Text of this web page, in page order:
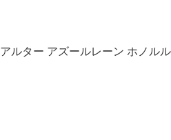
アルター アズールレーン ホノル